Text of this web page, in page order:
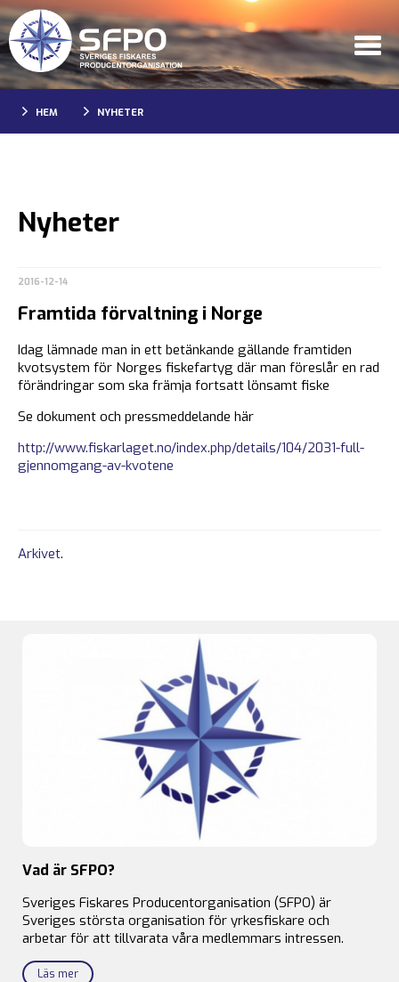
HEM NYHETER
Nyheter
2016-12-14
Framtida förvaltning i Norge
Idag lämnade man in ett betänkande gällande framtiden
kvotsystem för Norges fiskefartyg där man föreslår en rad
förändringar som ska främja fortsatt lönsamt fiske
Se dokument och pressmeddelande här
http://www.fiskarlaget.no/index.php/details/104/2031-full-
gjennomgang-av-kvotene
Arkivet.
Vad är SFPO?
Sveriges Fiskares Producentorganisation (SFPO) är
Sveriges största organisation för yrkesfiskare och
arbetar för att tillvarata våra medlemmars intressen.
Läs mer